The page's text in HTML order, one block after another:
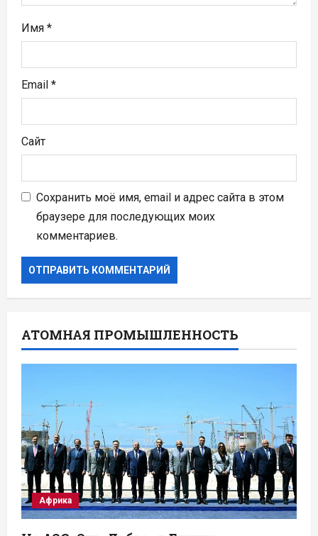
я
Имя *
Email *
Сайт
Сохранить моё имя, email и адрес сайта в этом
браузере для последующих моих
комментариев.
АТОМНАЯ ПРОМЫШЛЕННОСТЬ
Африка